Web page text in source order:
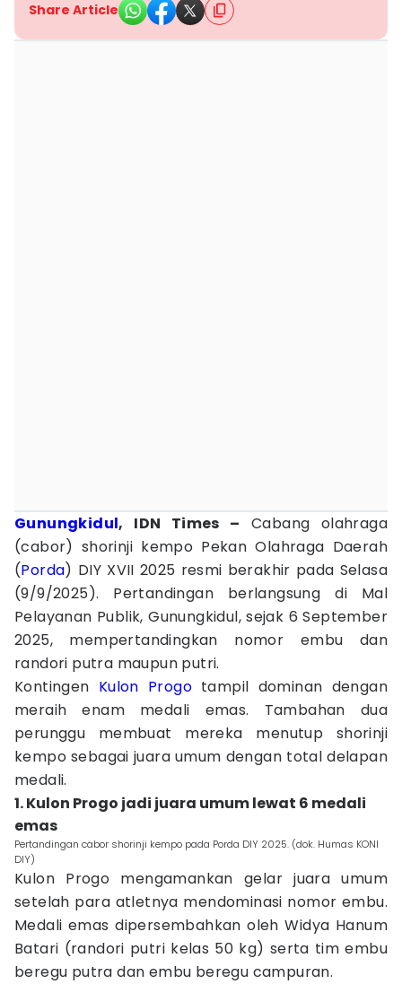
Share Article
Gunungkidul, IDN Times – Cabang olahraga
(cabor) shorinji kempo Pekan Olahraga Daerah
(Porda) DIY XVII 2025 resmi berakhir pada Selasa
(9/9/2025). Pertandingan berlangsung di Mal
Pelayanan Publik, Gunungkidul, sejak 6 September
2025, mempertandingkan nomor embu dan
randori putra maupun putri.
Kontingen Kulon Progotampil dominan dengan
meraih enam medali emas. Tambahan dua
perunggu membuat mereka menutup shorinji
kempo sebagai juara umum dengan total delapan
medali.
1. Kulon Progo jadi juara umum lewat 6 medali
emas
Pertandingan cabor shorinji kempo pada Porda DIY 2025. (dok. Humas KONI
DIY)
Kulon Progo mengamankan gelar juara umum
setelah para atletnya mendominasi nomor embu.
Medali emas dipersembahkan oleh Widya Hanum
Batari (randori putri kelas 50 kg) serta tim embu
beregu putra dan embu beregu campuran.